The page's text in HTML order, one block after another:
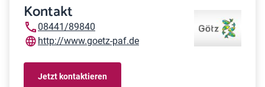
Kontakt
08441/89840
http://www.goetz-paf.de
Jetzt kontaktieren